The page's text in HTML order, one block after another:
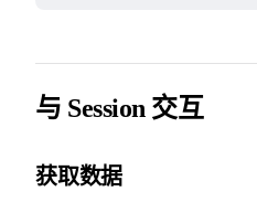
与 Session 交互
获取数据